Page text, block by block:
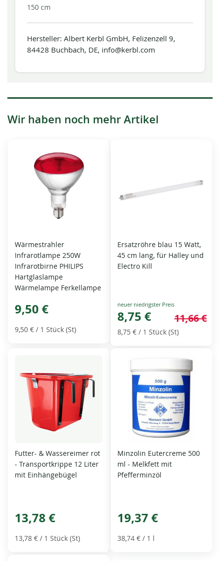
150 cm
Hersteller: Albert Kerbl GmbH, Felizenzell 9,
84428 Buchbach, DE, info@kerbl.com
Wir haben noch mehr Artikel
Wärmestrahler
Infrarotlampe 250W
Infrarotbirne PHILIPS
Hartglaslampe
Wärmelampe Ferkellampe
9,50 €
9,50 € / 1 Stück (St)
Ersatzröhre blau 15 Watt,
45 cm lang, für Halley und
Electro Kill
Special
Price
8,75 € 11,66 €
8,75 € / 1 Stück (St)
Futter- & Wassereimer rot
- Transportkrippe 12 Liter
mit Einhängebügel
13,78 €
13,78 € / 1 Stück (St)
Minzolin Eutercreme 500
ml - Melkfett mit
Pfefferminzöl
19,37 €
38,74 € / 1 l